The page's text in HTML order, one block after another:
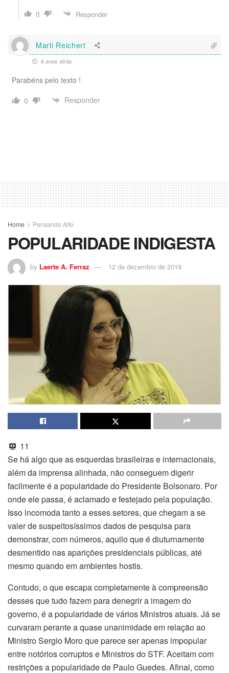
0
Responder
Marli Reichert
6 anos atrás
Parabéns pelo texto !
0
Responder
Home Pensando Alto
POPULARIDADE INDIGESTA
by Laerte A. Ferraz 12 de dezembro de 2019
11
Se há algo que as esquerdas brasileiras e internacionais,
além da imprensa alinhada, não conseguem digerir
facilmente é a popularidade do Presidente Bolsonaro. Por
onde ele passa, é aclamado e festejado pela população.
Isso incomoda tanto a esses setores, que chegam a se
valer de suspeitosíssimos dados de pesquisa para
demonstrar, com números, aquilo que é diuturnamente
desmentido nas aparições presidenciais públicas, até
mesmo quando em ambientes hostis.
Contudo, o que escapa completamente à compreensão
desses que tudo fazem para denegrir a imagem do
governo, é a popularidade de vários Ministros atuais. Já se
curvaram perante a quase unanimidade em relação ao
Ministro Sergio Moro que parece ser apenas impopular
entre notórios corruptos e Ministros do STF. Aceitam com
restrições a popularidade de Paulo Guedes. Afinal, como